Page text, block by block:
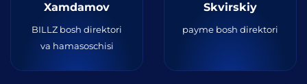
Xamdamov
BILLZ bosh direktori
va hamasoschisi
Skvirskiy
payme bosh direktori